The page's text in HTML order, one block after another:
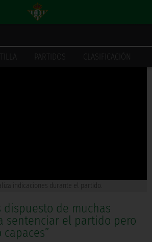
PARTIDOS CLASIFICACIÓN
indicaciones durante el partido.
dispuesto de muchas
sentenciar el partido pero